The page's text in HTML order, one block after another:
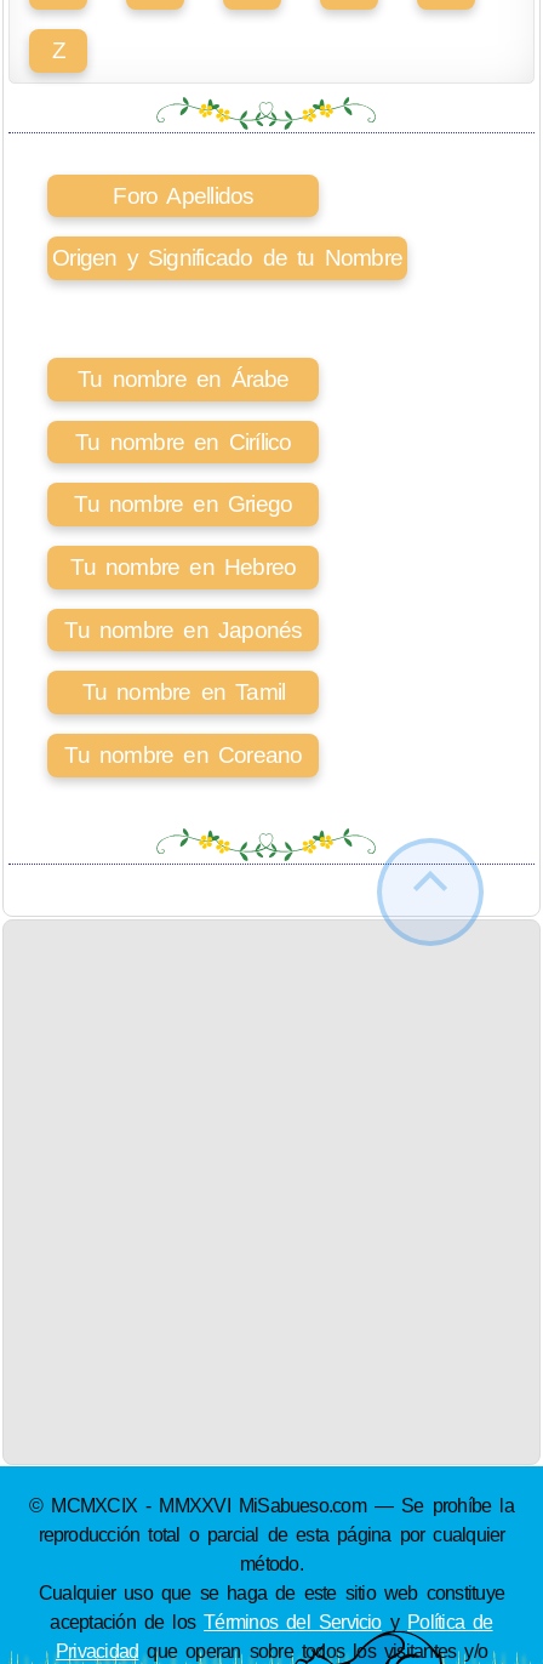
Z
Foro Apellidos
Origen y Significado de tu Nombre
Tu nombre en Árabe
Tu nombre en Cirílico
Tu nombre en Griego
Tu nombre en Hebreo
Tu nombre en Japonés
Tu nombre en Tamil
Tu nombre en Coreano
© MCMXCIX - MMXXVI MiSabueso.com — Se prohíbe la
reproducción total o parcial de esta página por cualquier
método.
Cualquier uso que se haga de este sitio web constituye
aceptación de losTérminos del Servicioy Política de
Privacidad que operan sobre todos los visitantes y/o